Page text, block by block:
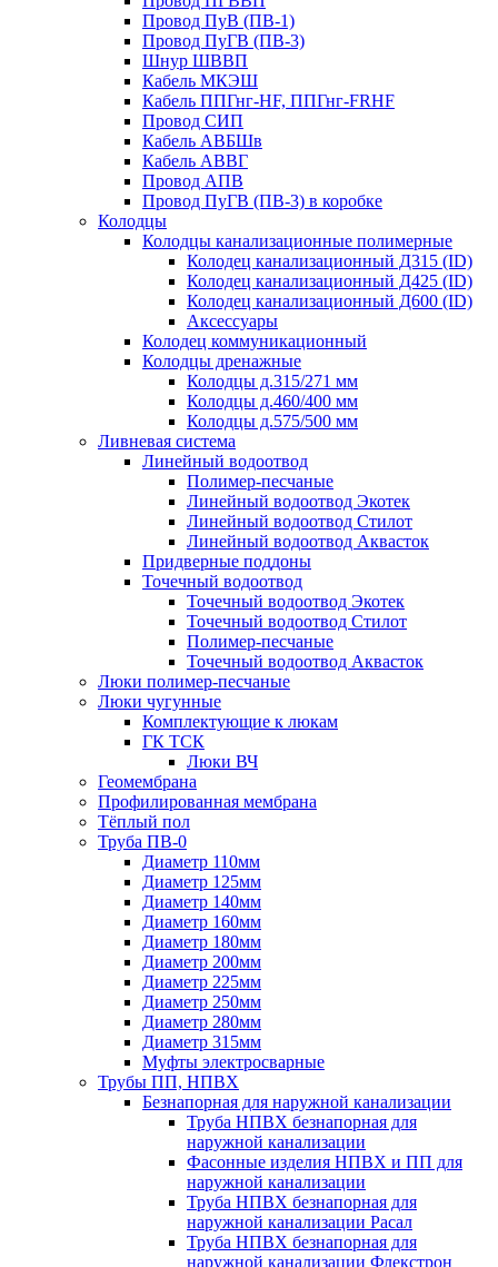
Провод ПуВ (ПВ-1)
Провод ПуГВ (ПВ-3)
Шнур ШВВП
Кабель МКЭШ
Кабель ППГнг-HF, ППГнг-FRHF
Провод СИП
Кабель АВБШв
Кабель АВВГ
Провод АПВ
Провод ПуГВ (ПВ-3) в коробке
Колодцы
Колодцы канализационные полимерные
Колодец канализационный Д315 (ID)
Колодец канализационный Д425 (ID)
Колодец канализационный Д600 (ID)
Аксессуары
Колодец коммуникационный
Колодцы дренажные
Колодцы д.315/271 мм
Колодцы д.460/400 мм
Колодцы д.575/500 мм
Ливневая система
Линейный водоотвод
Полимер-песчаные
Линейный водоотвод Экотек
Линейный водоотвод Стилот
Линейный водоотвод Аквасток
Придверные поддоны
Точечный водоотвод
Точечный водоотвод Экотек
Точечный водоотвод Стилот
Полимер-песчаные
Точечный водоотвод Аквасток
Люки полимер-песчаные
Люки чугунные
Комплектующие к люкам
ГК ТСК
Люки ВЧ
Геомембрана
Профилированная мембрана
Тёплый пол
Труба ПВ-0
Диаметр 110мм
Диаметр 125мм
Диаметр 140мм
Диаметр 160мм
Диаметр 180мм
Диаметр 200мм
Диаметр 225мм
Диаметр 250мм
Диаметр 280мм
Диаметр 315мм
Муфты электросварные
Трубы ПП, НПВХ
Безнапорная для наружной канализации
Труба НПВХ безнапорная для
наружной канализации
Фасонные изделия НПВХ и ПП для
наружной канализации
Труба НПВХ безнапорная для
наружной канализации Расал
Труба НПВХ безнапорная для
наружной канализации Флекстрон